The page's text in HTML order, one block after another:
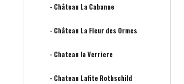
- Château La Cabanne
- Château La Fleur des Ormes
- Chateau la Verriere
- Chateau Lafite Rothschild